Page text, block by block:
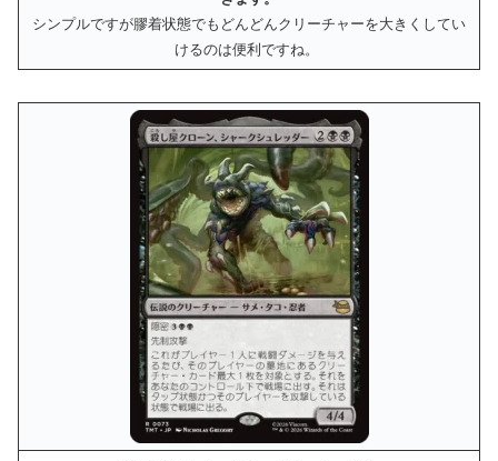
シンプルですが膠着状態でもどんどんクリーチャーを大きくしてい
けるのは便利ですね。